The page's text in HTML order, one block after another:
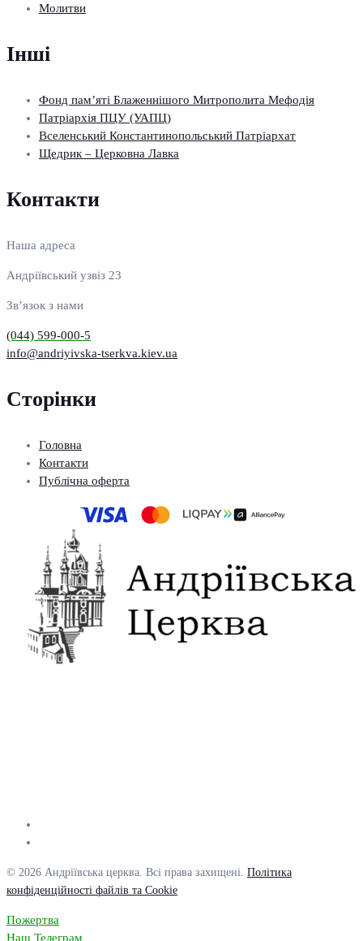
Молитви
Інші
Фонд пам’яті Блаженнішого Митрополита Мефодія
Патріархія ПЦУ (УАПЦ)
Вселенський Константинопольський Патріархат
Щедрик – Церковна Лавка
Контакти
Наша адреса
Андріївський узвіз 23
Зв’язок з нами
(044) 599-000-5
info@andriyivska-tserkva.kiev.ua
Сторінки
Головна
Контакти
Публічна оферта
© 2026 Андріївська церква. Всі права захищені. Політика
конфіденційності файлів та Cookie
Пожертва
Наш Телеграм